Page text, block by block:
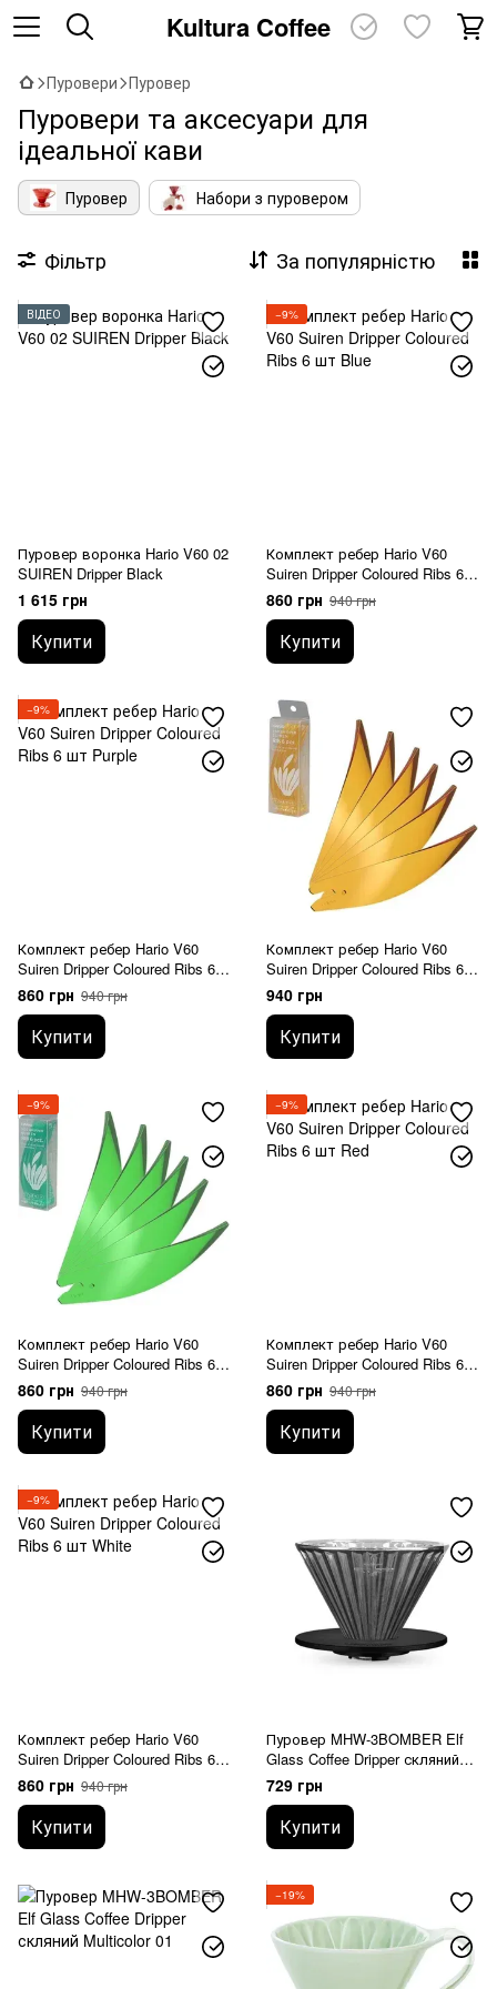
Kultura Coffee
Пуровери Пуровер
Пуровери та аксесуари для
ідеальної кави
Пуровер Набори з пуровером
Фільтр За популярністю
ВІДЕО
Пуровер воронка Hario V60 02
SUIREN Dripper Black
1 615 грн
Купити
−9%
Комплект ребер Hario V60
Suiren Dripper Coloured Ribs 6
шт Blue
860 грн 940 грн
Купити
−9%
Комплект ребер Hario V60
Suiren Dripper Coloured Ribs 6
шт Purple
860 грн 940 грн
Купити
Комплект ребер Hario V60
Suiren Dripper Coloured Ribs 6
шт Yellow
940 грн
Купити
−9%
Комплект ребер Hario V60
Suiren Dripper Coloured Ribs 6
шт Green
860 грн 940 грн
Купити
−9%
Комплект ребер Hario V60
Suiren Dripper Coloured Ribs 6
шт Red
860 грн 940 грн
Купити
−9%
Комплект ребер Hario V60
Suiren Dripper Coloured Ribs 6
шт White
860 грн 940 грн
Купити
Пуровер MHW-3BOMBER Elf
Glass Coffee Dripper скляний
Grey 01
729 грн
Купити
−19%